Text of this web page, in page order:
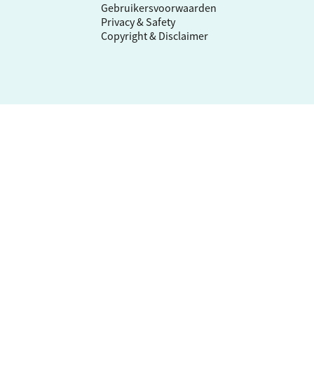
Gebruikersvoorwaarden
Privacy & Safety
Copyright & Disclaimer